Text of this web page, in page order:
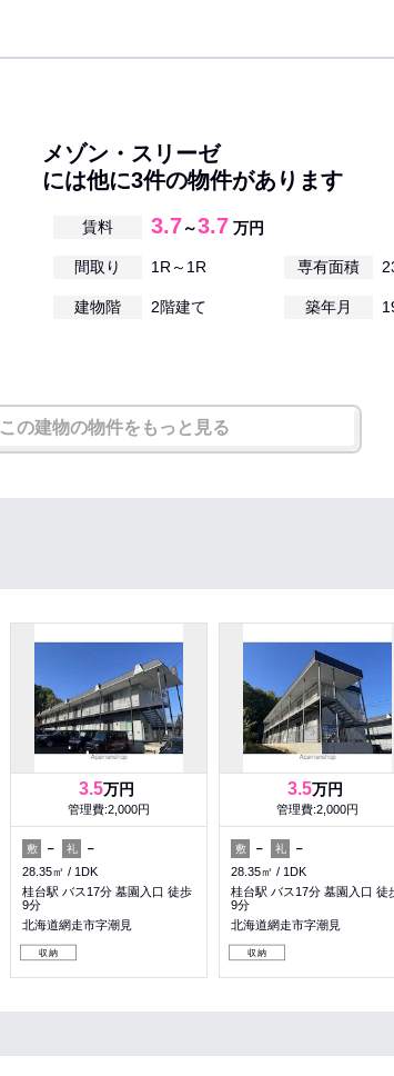
メゾン・スリーゼ
には他に3件の物件があります
賃料 3.7～3.7 万円
間取り 1R～1R 専有面積
建物階 2階建て 築年月
この建物の物件をもっと見る
3.5万円
管理費:2,000円
敷 － 礼
－
28.35㎡
1DK
桂台駅 バス17分 墓園入口 徒歩
9分
北海道網走市字潮見
収納
3.5万円
管理費:2,000円
敷 － 礼
－
28.35㎡
1DK
桂台駅 バス17分 墓園入口 徒
9分
北海道網走市字潮見
収納